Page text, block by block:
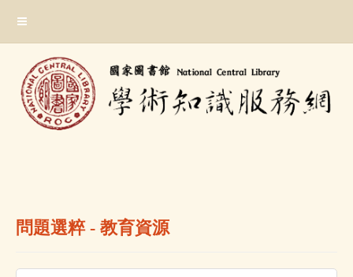
主
問題選粹 - 教育資源